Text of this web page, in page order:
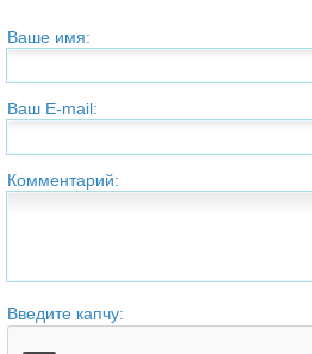
Ваше имя:
Ваш E-mail:
Комментарий:
Введите капчу: